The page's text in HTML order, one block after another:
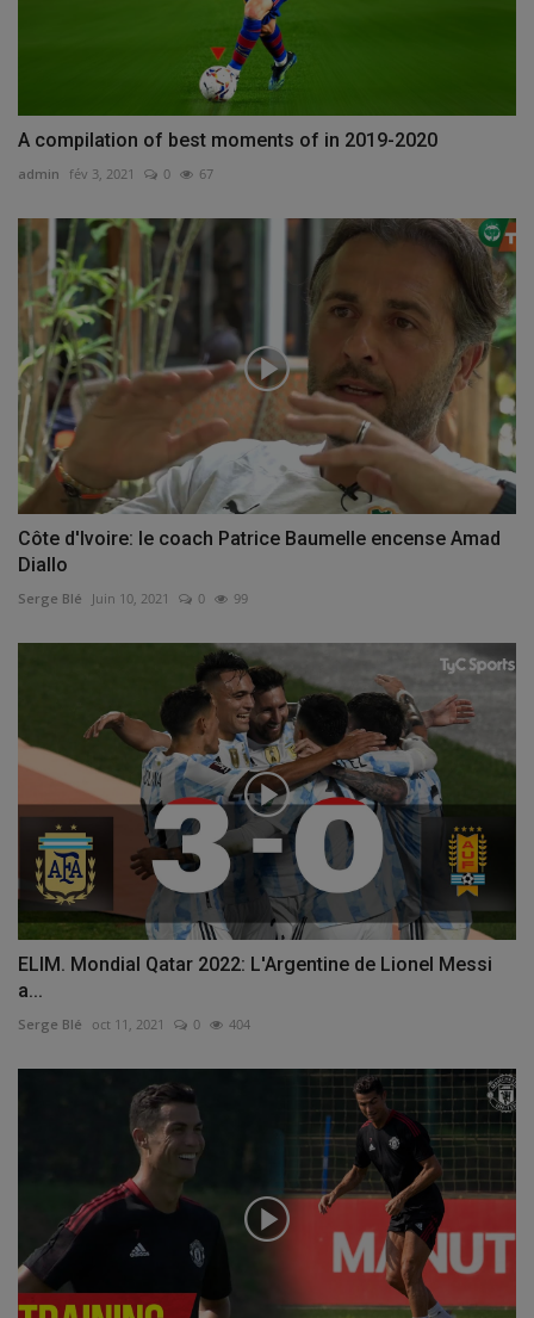
A compilation of best moments of in 2019-2020
admin fév 3, 2021 0 67
Côte d'Ivoire: le coach Patrice Baumelle encense Amad
Diallo
Serge Blé Juin 10, 2021 0 99
ELIM. Mondial Qatar 2022: L'Argentine de Lionel Messi
a...
Serge Blé oct 11, 2021 0 404